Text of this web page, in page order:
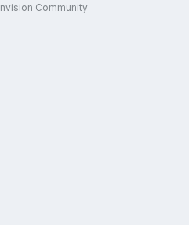
Community